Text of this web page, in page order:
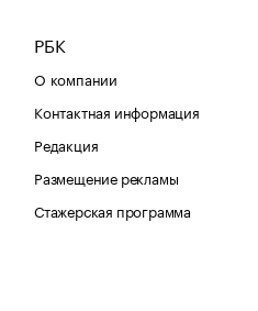
РБК
О компании
Контактная информация
Редакция
Размещение рекламы
Стажерская программа